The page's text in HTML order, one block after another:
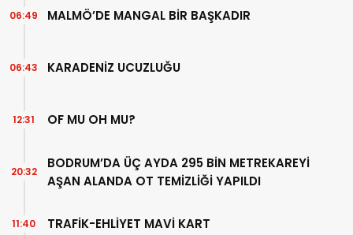
MALMÖ’DE MANGAL BİR BAŞKADIR
06:49
KARADENİZ UCUZLUĞU
06:43
OF MU OH MU?
12:31
BODRUM’DA ÜÇ AYDA 295 BİN METREKAREYİ
AŞAN ALANDA OT TEMİZLİĞİ YAPILDI
20:32
TRAFİK-EHLİYET MAVİ KART
11:40